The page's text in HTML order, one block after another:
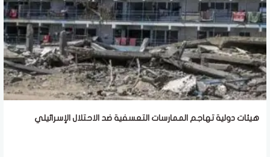
هيئات دولية تهاجم الممارسات التعسفية ضد الاحتلال الإسرائيلي